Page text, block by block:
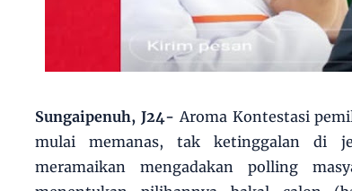
Sungaipenuh, J24-Aroma Kontestasi
mulai memanas, tak ketinggalan di
meramaikan mengadakan polling